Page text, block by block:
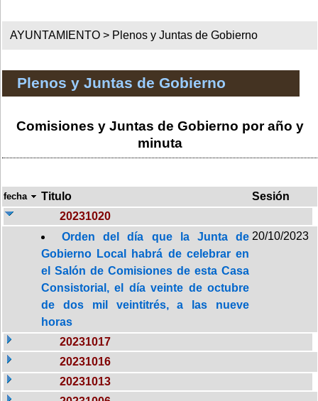
AYUNTAMIENTO > Plenos y Juntas de Gobierno
Plenos y Juntas de Gobierno
Comisiones y Juntas de Gobierno por año y
minuta
fecha Titulo
Sesión
20231020
Orden del día que la Junta de
Gobierno Local habrá de celebrar en
el Salón de Comisiones de esta Casa
Consistorial, el día veinte de octubre
de dos mil veintitrés, a las nueve
horas
20/10/2023
20231017
20231016
20231013